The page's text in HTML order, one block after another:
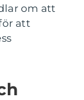
om att
att